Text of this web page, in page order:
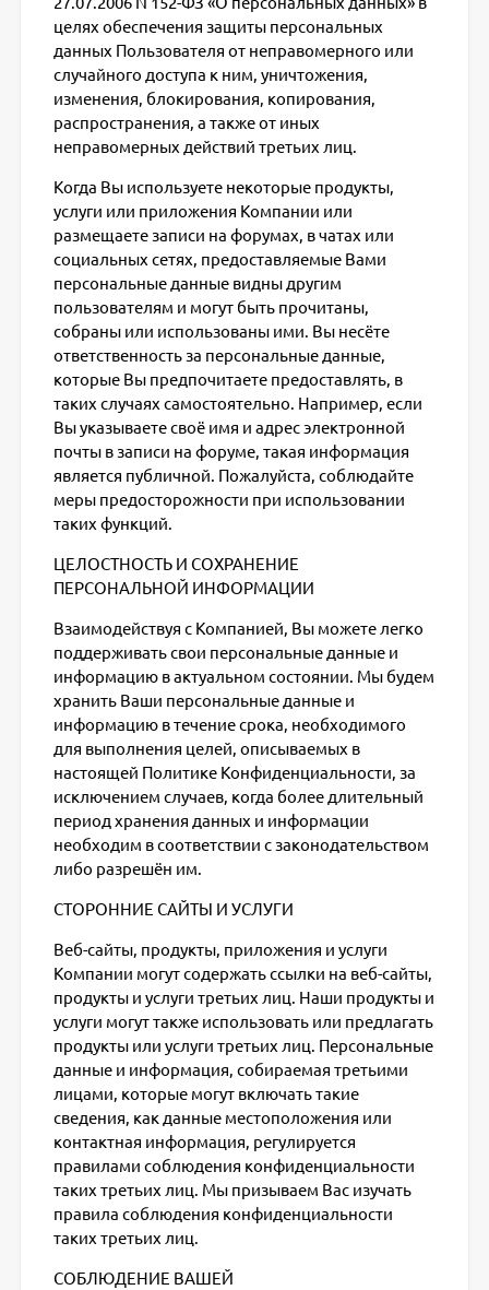
целях обеспечения защиты персональных
данных Пользователя от неправомерного или
случайного доступа к ним, уничтожения,
изменения, блокирования, копирования,
распространения, а также от иных
неправомерных действий третьих лиц.
Когда Вы используете некоторые продукты,
услуги или приложения Компании или
размещаете записи на форумах, в чатах или
социальных сетях, предоставляемые Вами
персональные данные видны другим
пользователям и могут быть прочитаны,
собраны или использованы ими. Вы несёте
ответственность за персональные данные,
которые Вы предпочитаете предоставлять, в
таких случаях самостоятельно. Например, если
Вы указываете своё имя и адрес электронной
почты в записи на форуме, такая информация
является публичной. Пожалуйста, соблюдайте
меры предосторожности при использовании
таких функций.
ЦЕЛОСТНОСТЬ И СОХРАНЕНИЕ
ПЕРСОНАЛЬНОЙ ИНФОРМАЦИИ
Взаимодействуя с Компанией, Вы можете легко
поддерживать свои персональные данные и
информацию в актуальном состоянии. Мы будем
хранить Ваши персональные данные и
информацию в течение срока, необходимого
для выполнения целей, описываемых в
настоящей Политике Конфиденциальности, за
исключением случаев, когда более длительный
период хранения данных и информации
необходим в соответствии с законодательством
либо разрешён им.
СТОРОННИЕ САЙТЫ И УСЛУГИ
Веб-сайты, продукты, приложения и услуги
Компании могут содержать ссылки на веб-сайты,
продукты и услуги третьих лиц. Наши продукты и
услуги могут также использовать или предлагать
продукты или услуги третьих лиц. Персональные
данные и информация, собираемая третьими
лицами, которые могут включать такие
сведения, как данные местоположения или
контактная информация, регулируется
правилами соблюдения конфиденциальности
таких третьих лиц. Мы призываем Вас изучать
правила соблюдения конфиденциальности
таких третьих лиц.
СОБЛЮДЕНИЕ ВАШЕЙ